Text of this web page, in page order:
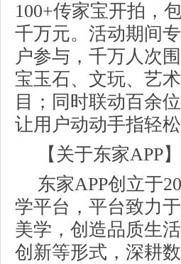
100+传家宝开拍，
千万元。活动期间
户参与，千万人次
宝玉石、文玩、艺
目；同时联动百余
让用户动动手指轻
【关于东家APP】
东家APP创立于
学平台，平台致力
美学，创造品质生
创新等形式，深耕